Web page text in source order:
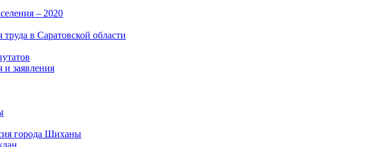
– 2020
в Саратовской области
заявления
города Шиханы